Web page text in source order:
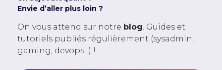
Envie d’aller plus loin ?
On vous attend sur notre blog. Guides et
tutoriels publiés régulièrement (sysadmin,
gaming, devops...) !